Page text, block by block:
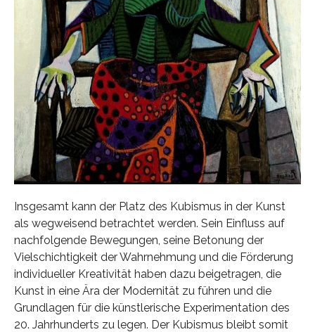
Insgesamt kann der Platz des Kubismus in der Kunst
als wegweisend betrachtet werden. Sein Einfluss auf
nachfolgende Bewegungen, seine Betonung der
Vielschichtigkeit der Wahrnehmung und die Förderung
individueller Kreativität haben dazu beigetragen, die
Kunst in eine Ära der Modernität zu führen und die
Grundlagen für die künstlerische Experimentation des
20. Jahrhunderts zu legen. Der Kubismus bleibt somit